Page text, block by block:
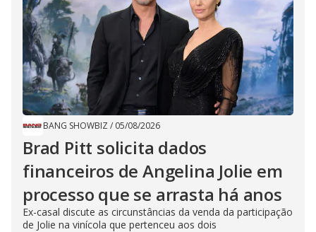
BANG SHOWBIZ / 05/08/2026
Brad Pitt solicita dados
financeiros de Angelina Jolie em
processo que se arrasta há anos
Ex-casal discute as circunstâncias da venda da participação
de Jolie na vinícola que pertenceu aos dois